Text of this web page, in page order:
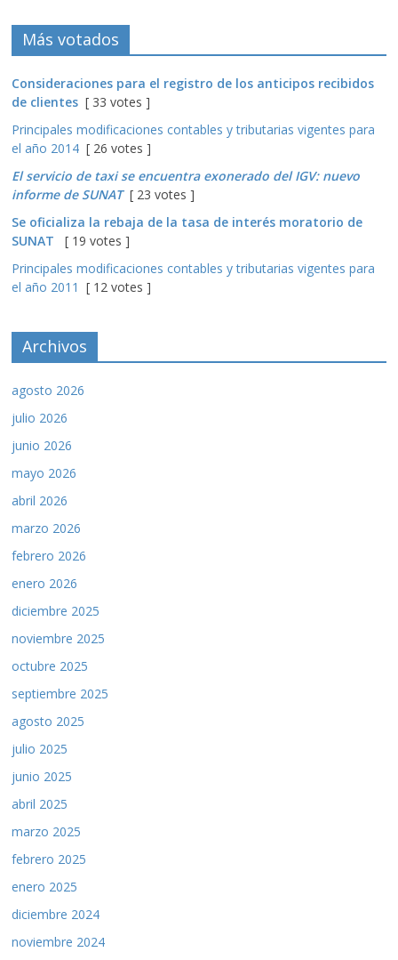
Más votados
Consideraciones para el registro de los anticipos recibidos
de clientes [ 33 votes ]
Principales modificaciones contables y tributarias vigentes para
el año 2014 [ 26 votes ]
El servicio de taxi se encuentra exonerado del IGV: nuevo
informe de SUNAT[ 23 votes ]
Se oficializa la rebaja de la tasa de interés moratorio de
SUNAT
[ 19 votes ]
Principales modificaciones contables y tributarias vigentes para
el año 2011 [ 12 votes ]
Archivos
agosto 2026
julio 2026
junio 2026
mayo 2026
abril 2026
marzo 2026
febrero 2026
enero 2026
diciembre 2025
noviembre 2025
octubre 2025
septiembre 2025
agosto 2025
julio 2025
junio 2025
abril 2025
marzo 2025
febrero 2025
enero 2025
diciembre 2024
noviembre 2024